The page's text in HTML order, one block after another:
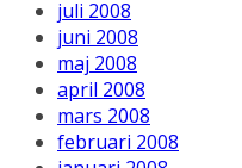
juli 2008
juni 2008
maj 2008
april 2008
mars 2008
februari 2008